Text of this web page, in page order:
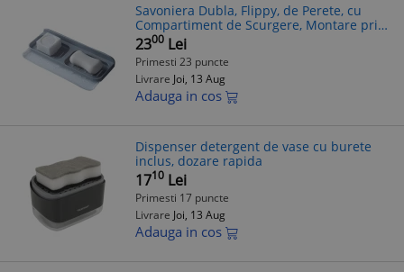
Savoniera Dubla, Flippy, de Perete, cu
Compartiment de Scurgere, Montare prin
Lipire, 26 x 8 x 4 cm, Gri/Alb
2300 Lei
Primesti 23 puncte
Livrare Joi, 13 Aug
Adauga in cos
Dispenser detergent de vase cu burete
inclus, dozare rapida
1710 Lei
Primesti 17 puncte
Livrare Joi, 13 Aug
Adauga in cos